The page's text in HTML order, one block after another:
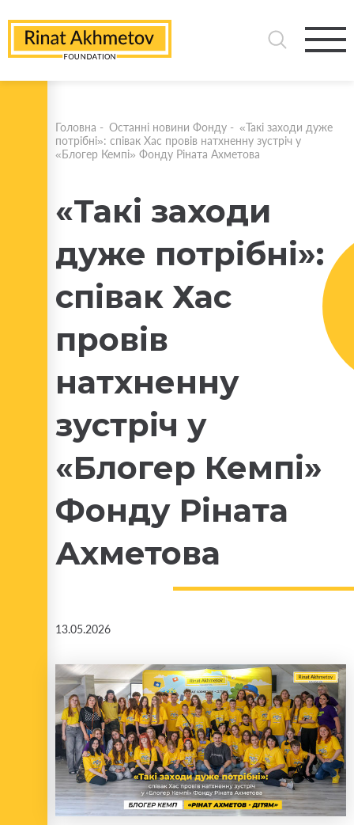
Головна - Останні новини Фонду - «Такі заходи дуже
потрібні»: співак Хас провів натхненну зустріч у
«Блогер Кемпі» Фонду Ріната Ахметова
«Такі заходи
дуже потрібні»:
співак Хас
провів
натхненну
зустріч у
«Блогер Кемпі»
Фонду Ріната
Ахметова
13.05.2026